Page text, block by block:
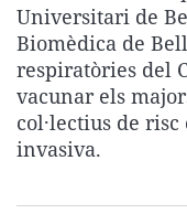
Universitari de
Biomèdica de
respiratòries del
vacunar els
col·lectius de
invasiva.